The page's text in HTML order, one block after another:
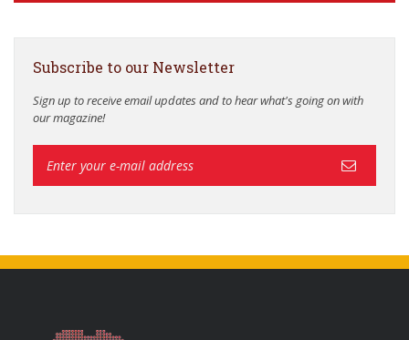
Subscribe to our Newsletter
Sign up to receive email updates and to hear what's going on with
our magazine!